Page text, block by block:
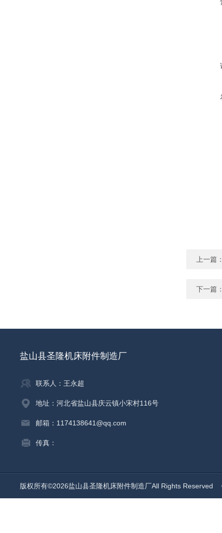
上一篇
下一篇
盐山县圣隆机床附件制造厂
联系人：王永超
地址：河北省盐山县庆云镇小宋村116号
邮箱：1174138641@qq.com
传真：
版权所有©2026盐山县圣隆机床附件制造厂All Rights Reserved